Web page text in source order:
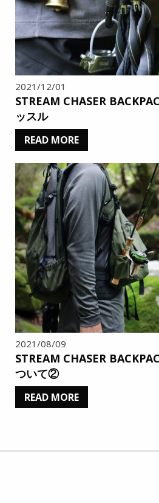
2021/12/01
STREAM CHASER
ッスル
READ MORE
2021/08/09
STREAM CHASER
ついて②
READ MORE